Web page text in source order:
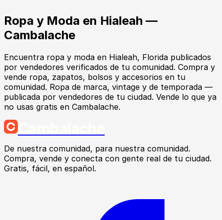
Ropa y Moda en Hialeah —
Cambalache
Encuentra ropa y moda en Hialeah, Florida publicados
por vendedores verificados de tu comunidad. Compra y
vende ropa, zapatos, bolsos y accesorios en tu
comunidad. Ropa de marca, vintage y de temporada —
publicada por vendedores de tu ciudad. Vende lo que ya
no usas gratis en Cambalache.
De nuestra comunidad, para nuestra comunidad.
Compra, vende y conecta con gente real de tu ciudad.
Gratis, fácil, en español.